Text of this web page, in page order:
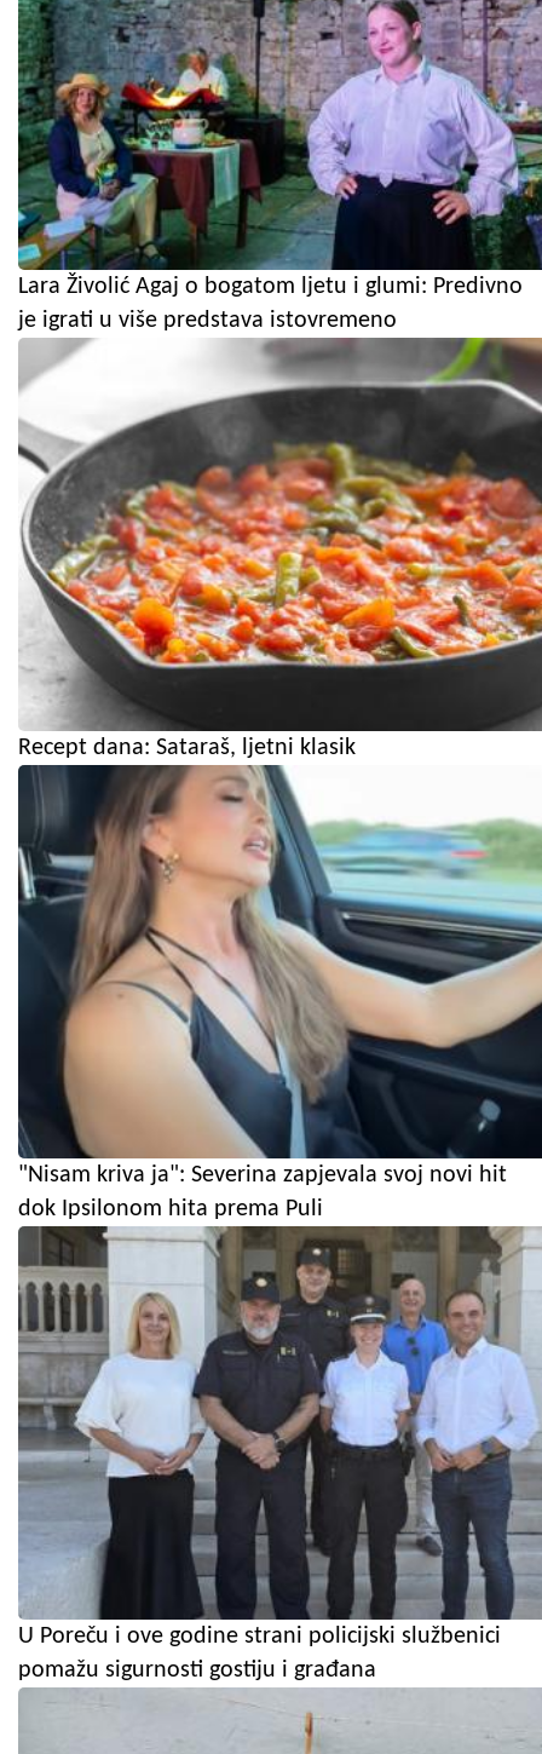
Lara Živolić Agaj o bogatom ljetu i glumi: Predivno
je igrati u više predstava istovremeno
Recept dana: Sataraš, ljetni klasik
"Nisam kriva ja": Severina zapjevala svoj novi hit
dok Ipsilonom hita prema Puli
U Poreču i ove godine strani policijski službenici
pomažu sigurnosti gostiju i građana